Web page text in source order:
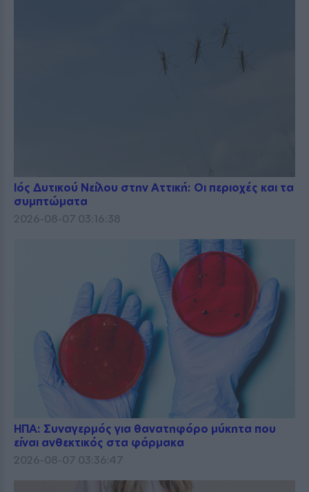
Ιός Δυτικού Νείλου στην Αττική: Οι περιοχές και τα
συμπτώματα
2026-08-07 03:16:38
ΗΠΑ: Συναγερμός για θανατηφόρο μύκητα που
είναι ανθεκτικός στα φάρμακα
2026-08-07 03:36:47